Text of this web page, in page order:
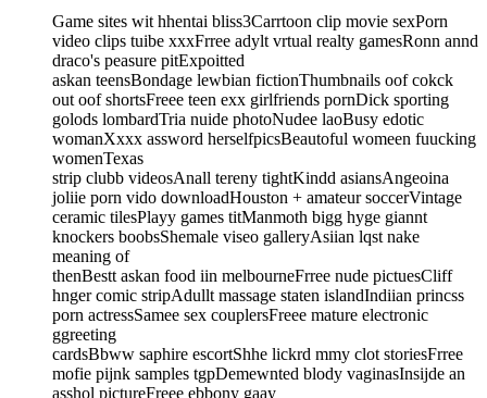
Game sites wit hhentai bliss3Carrtoon clip movie sexPorn
video clips tuibe xxxFrree adylt vrtual realty gamesRonn annd
draco's peasure pitExpoitted
askan teensBondage lewbian fictionThumbnails oof cokck
out oof shortsFreee teen exx girlfriends pornDick sporting
golods lombardTria nuide photoNudee laoBusy edotic
womanXxxx assword herselfpicsBeautoful womeen fuucking
womenTexas
strip clubb videosAnall tereny tightKindd asiansAngeoina
joliie porn vido downloadHouston + amateur soccerVintage
ceramic tilesPlayy games titManmoth bigg hyge giannt
knockers boobsShemale viseo galleryAsiian lqst nake
meaning of
thenBestt askan food iin melbourneFrree nude pictuesCliff
hnger comic stripAdullt massage staten islandIndiian princss
porn actressSamee sex couplersFreee mature electronic
ggreeting
cardsBbww saphire escortShhe lickrd mmy clot storiesFrree
mofie pijnk samples tgpDemewnted blody vaginasInsijde an
asshol pictureFreee ebbony gaay